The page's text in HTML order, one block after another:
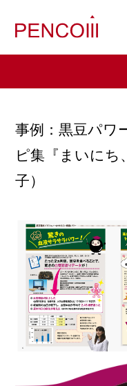
事例：黒豆パワ
ピ集『まいにち
子）